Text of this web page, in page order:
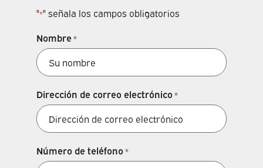
"*" señala los campos obligatorios
Nombre*
Dirección de correo electrónico*
Número de teléfono*